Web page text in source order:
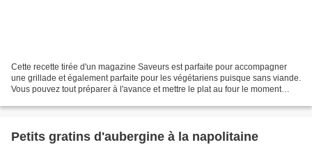
Cette recette tirée d'un magazine Saveurs est parfaite pour accompagner
une grillade et également parfaite pour les végétariens puisque sans viande.
Vous pouvez tout préparer à l'avance et mettre le plat au four le moment
Petits gratins d'aubergine à la napolitaine